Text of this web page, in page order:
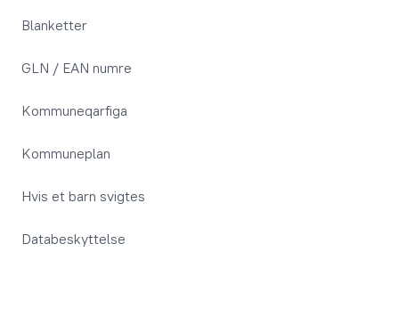
Blanketter
GLN / EAN numre
Kommuneqarfiga
Kommuneplan
Hvis et barn svigtes
Databeskyttelse